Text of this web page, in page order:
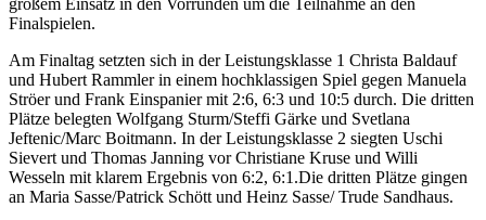
Finalspielen.
Am Finaltag setzten sich in der Leistungsklasse 1 Christa Baldauf
und Hubert Rammler in einem hochklassigen Spiel gegen Manuela
Ströer und Frank Einspanier mit 2:6, 6:3 und 10:5 durch. Die dritten
Plätze belegten Wolfgang Sturm/Steffi Gärke und Svetlana
Jeftenic/Marc Boitmann. In der Leistungsklasse 2 siegten Uschi
Sievert und Thomas Janning vor Christiane Kruse und Willi
Wesseln mit klarem Ergebnis von 6:2, 6:1.Die dritten Plätze gingen
an Maria Sasse/Patrick Schött und Heinz Sasse/ Trude Sandhaus.